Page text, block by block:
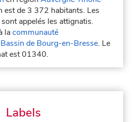
est de 3 372 habitants. Les
appelés les attignatis.
lacommunauté
de Bourg-en-Bresse. Le
est 01340.
Labels